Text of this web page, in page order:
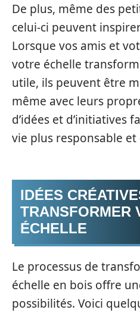
De plus, même des
celui-ci peuvent
Lorsque vos amis et
votre échelle
utile, ils peuvent être
même avec leurs
d’idées et d’initiatives
vie plus responsable et
IDÉES
TRANSFORMER
ÉCHELLE
Le processus de
échelle en bois offre
possibilités. Voici